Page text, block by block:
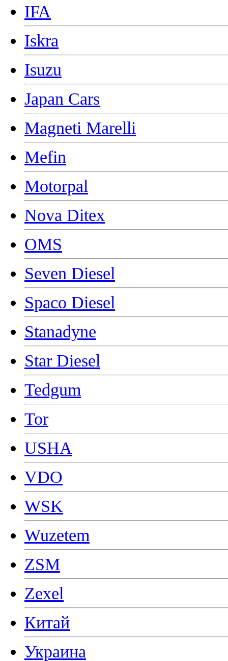
IFA
Iskra
Isuzu
Japan Cars
Magneti Marelli
Mefin
Motorpal
Nova Ditex
OMS
Seven Diesel
Spaco Diesel
Stanadyne
Star Diesel
Tedgum
Tor
USHA
VDO
WSK
Wuzetem
ZSM
Zexel
Китай
Украина